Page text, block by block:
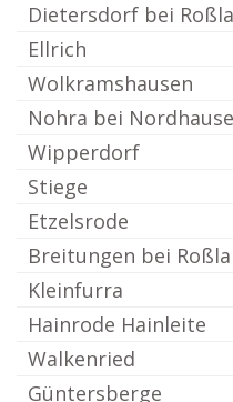
Dietersdorf bei Roßla
Ellrich
Wolkramshausen
Nohra bei
Wipperdorf
Stiege
Etzelsrode
Breitungen bei Roßla
Kleinfurra
Hainrode Hainleite
Walkenried
Güntersberge